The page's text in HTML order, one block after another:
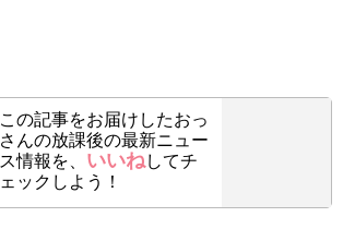
この記事をお届けしたおっ
さんの放課後の最新ニュー
ス情報を、 いいねしてチ
ェックしよう！